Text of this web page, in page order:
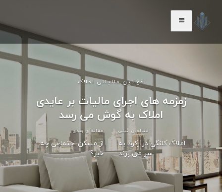
قوانین مالیاتی املاک
زمزمه های اجرای مالیات بر عایدی
املاک به گوش می رسد
مقاله ی قبلی
املاک کلنگی در رکود به
سر می برند
مقاله ی بعدی
از مسکن اجتماعی چه
خبر؟